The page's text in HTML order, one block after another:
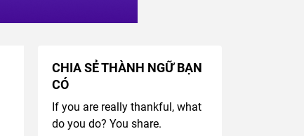
CHIA SẺ THÀNH NGỮ BẠN
CÓ
If you are really thankful, what
do you do? You share.